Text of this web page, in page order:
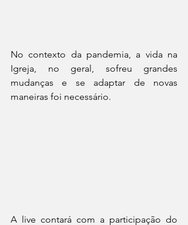
No contexto da pandemia, a vida na
Igreja, no geral, sofreu grandes
mudanças e se adaptar de novas
maneiras foi necessário.
A live contará com a participação do